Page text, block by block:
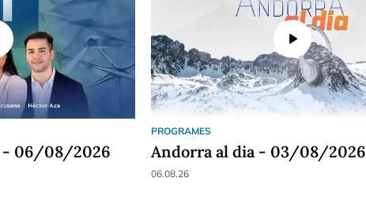
- 06/08/2026
play_arrow
PROGRAMES
Andorra al dia - 03/08/2026
06.08.26